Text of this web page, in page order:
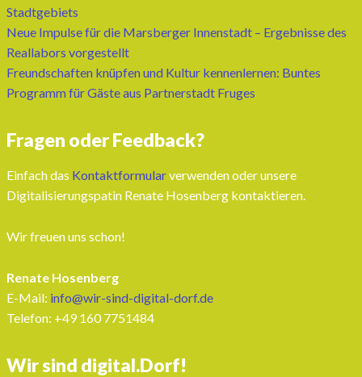
Stadtgebiets
Neue Impulse für die Marsberger Innenstadt – Ergebnisse des
Reallabors vorgestellt
Freundschaften knüpfen und Kultur kennenlernen: Buntes
Programm für Gäste aus Partnerstadt Fruges
Fragen oder Feedback?
Einfach das Kontaktformularverwenden oder unsere
Digitalisierungspatin Renate Hosenberg kontaktieren.
Wir freuen uns schon!
Renate Hosenberg
E-Mail: info@wir-sind-digital-dorf.de
Telefon: ‭+49 160 7751484‬
Wir sind digital.Dorf!